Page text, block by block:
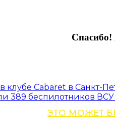
Cabaret в Санкт-
389 беспилотников
ЭТО МОЖЕТ